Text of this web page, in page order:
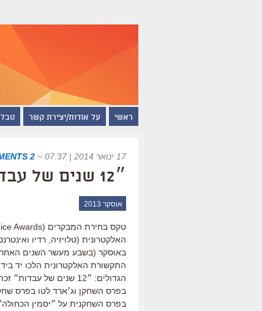
ראשי על אודות/יצירת קשר
17 ינואר 2014 | 07:37 ~
2 COMMENTS
״12 שנים של עבדות״ זכה בפרס בחירת המבקרים
אוסקר 2013
האלקטרונית (טלויזיה, רדיו
באוסקר (בשבע מעשר השנים
התקשורת האלקטרונית הלכו יד
הגדולים: ״12 שנים של
בפרס השחקן וג׳ארד לטו בפרס